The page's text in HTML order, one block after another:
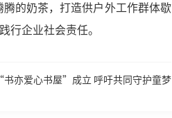
的奶茶，打造供户外工作群体歇
行企业社会责任。
亦爱心书屋”成立 呼吁共同守护童梦